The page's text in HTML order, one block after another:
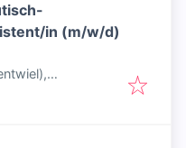
in (m/w/d)